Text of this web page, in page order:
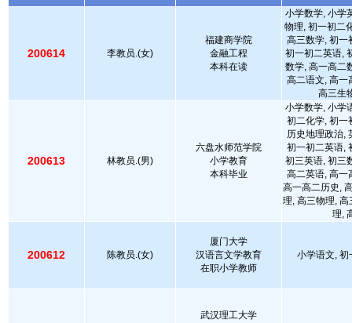
200614 李教员.(女)
福建商学院
金融工程
本科在读
小学数学, 小学
物理, 初一初二
高三数学, 初一
初一初二英语,
数学, 高一高二
高二语文, 高一
高三生
200613 林教员.(男)
六盘水师范学院
小学教育
本科毕业
小学数学, 小学
初二化学, 初一
历史地理政治,
初一初二英语,
初三英语, 初三
高二英语, 高一
高一高二历史,
理, 高三物理,
理,
200612 陈教员.(女)
厦门大学
汉语言文学教育
在职小学教师
小学语文, 初
武汉理工大学